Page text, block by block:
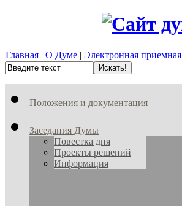
Главная | О Думе | Электронная приемная
Положения и документация
Заседания Думы
Повестка дня
Проекты решений
Информация